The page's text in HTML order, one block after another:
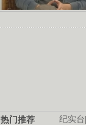
纪实台
热门推荐